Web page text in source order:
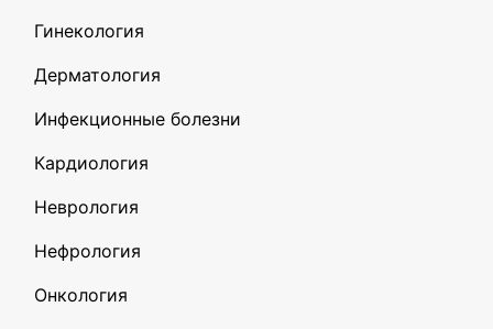
Гинекология
Дерматология
Инфекционные болезни
Кардиология
Неврология
Нефрология
Онкология